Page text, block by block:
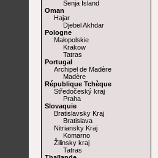
Senja Island
Oman
Hajar
Djebel Akhdar
Pologne
Małopolskie
Krakow
Tatras
Portugal
Archipel de Madère
Madère
République Tchèque
Středočeský kraj
Praha
Slovaquie
Bratislavsky Kraj
Bratislava
Nitriansky Kraj
Komarno
Žilinsky kraj
Tatras